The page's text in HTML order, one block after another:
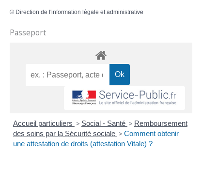
© Direction de l'information légale et administrative
Passeport
Accueil particuliers > Social - Santé > Remboursement
des soins par la Sécurité sociale > Comment obtenir
une attestation de droits (attestation Vitale) ?